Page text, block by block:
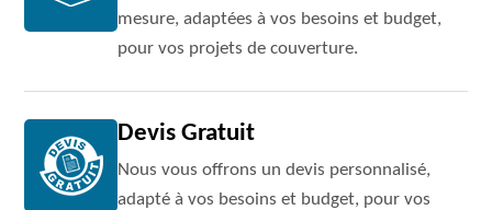
mesure, adaptées à vos besoins et budget,
pour vos projets de couverture.
Devis Gratuit
Nous vous offrons un devis personnalisé,
adapté à vos besoins et budget, pour vos